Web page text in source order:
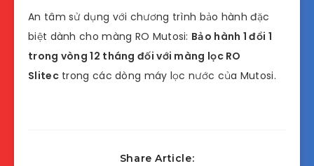
An tâm sử dụng với chương trình bảo hành đặc
biệt dành cho màng RO Mutosi: Bảo hành 1 đổi 1
trong vòng 12 tháng đối với màng lọc RO
Slitectrong các dòng máy lọc nước của Mutosi.
Share Article: